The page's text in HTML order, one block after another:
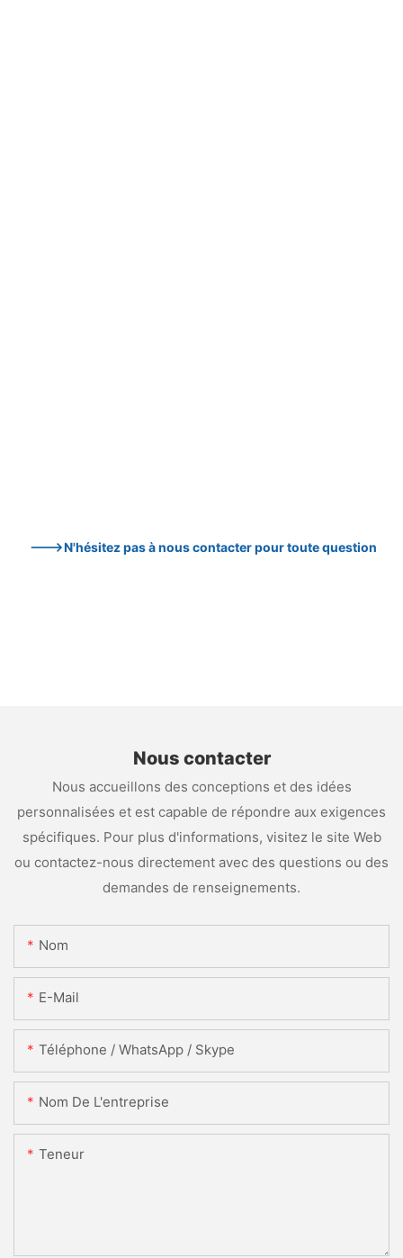
--->N'hésitez pas à nous contacter pour toute question
Nous contacter
Nous accueillons des conceptions et des idées
personnalisées et est capable de répondre aux exigences
spécifiques. Pour plus d'informations, visitez le site Web
ou contactez-nous directement avec des questions ou des
demandes de renseignements.
Nom
E-Mail
Téléphone / WhatsApp / Skype
Nom De L'entreprise
Teneur